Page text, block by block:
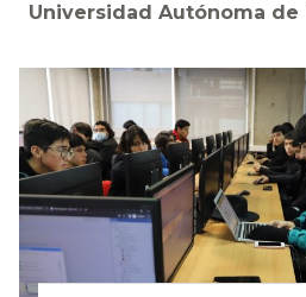
Universidad Autónoma de